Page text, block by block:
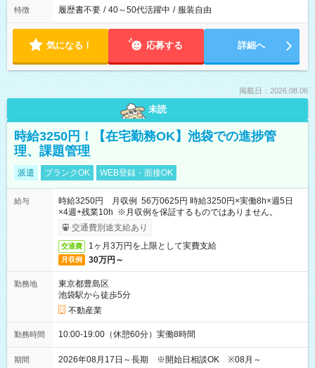
特徴 履歴書不要 / 40～50代活躍中 / 服装自由
気になる！ 応募する 詳細へ
掲載日：2026.08.06
未読
時給3250円！【在宅勤務OK】池袋での進捗管
理、課題管理
派遣 ブランクOK WEB登録・面接OK
給与
時給3250円 月収例 56万0625円 時給3250円×実働8h×週5日
×4週+残業10h ※月収例を保証するものではありません。
交通費別途支給あり
交通費 1ヶ月3万円を上限として実費支給
月収例 30万円～
勤務地
東京都豊島区
池袋駅から徒歩5分
不動産業
勤務時間 10:00-19:00（休憩60分）実働8時間
期間 2026年08月17日～長期 ※開始日相談OK ※08月～